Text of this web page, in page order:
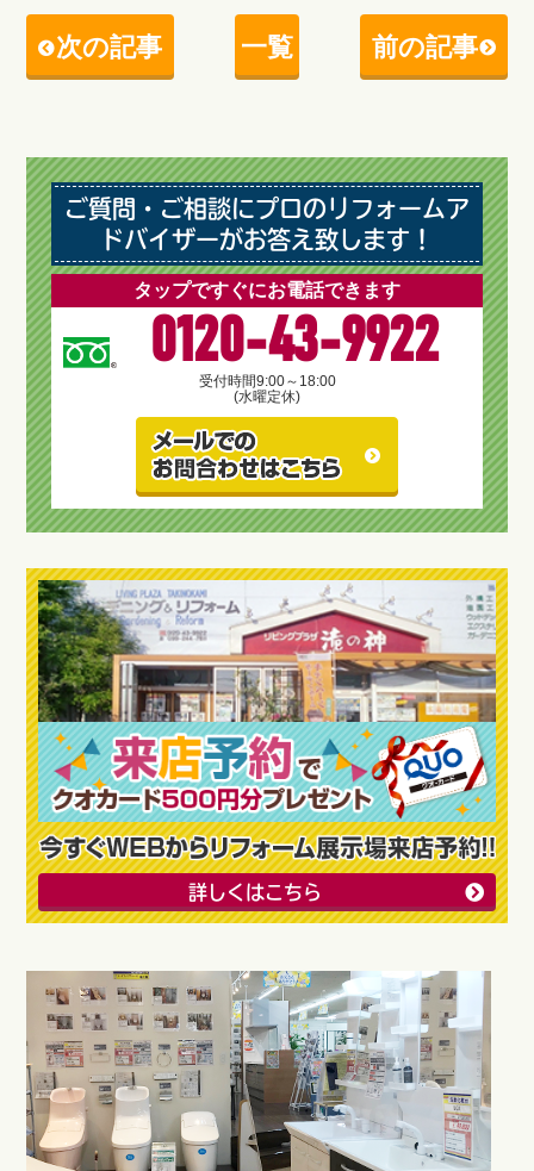
次の記事 一覧 前の記事
ご質問・ご相談にプロのリフォームア
ドバイザーがお答え致します！
タップですぐにお電話できます
0120-43-9922
受付時間9:00～18:00
(水曜定休)
詳しくはこちら